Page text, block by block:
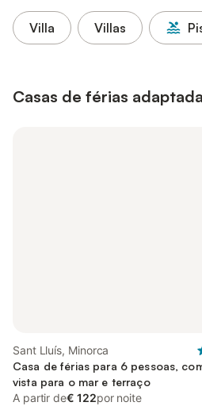
Villa Villas
Casas de férias
Sant Lluís, Minorca
Casa de férias para 6 pessoas,
vista para o mar e terraço
A partir de€ 122por noite